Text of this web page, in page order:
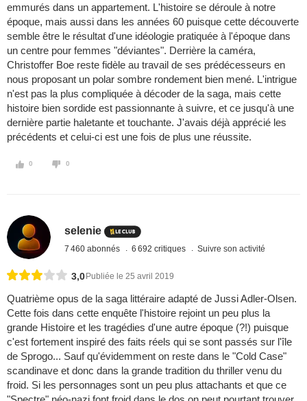
emmurés dans un appartement. L'histoire se déroule à notre
époque, mais aussi dans les années 60 puisque cette découverte
semble être le résultat d'une idéologie pratiquée à l'époque dans
un centre pour femmes "déviantes". Derrière la caméra,
Christoffer Boe reste fidèle au travail de ses prédécesseurs en
nous proposant un polar sombre rondement bien mené. L'intrigue
n'est pas la plus compliquée à décoder de la saga, mais cette
histoire bien sordide est passionnante à suivre, et ce jusqu'à une
dernière partie haletante et touchante. J'avais déjà apprécié les
précédents et celui-ci est une fois de plus une réussite.
0 0
selenie
7 460 abonnés 6 692 critiques Suivre son activité
3,0 Publiée le 25 avril 2019
Quatrième opus de la saga littéraire adapté de Jussi Adler-Olsen.
Cette fois dans cette enquête l'histoire rejoint un peu plus la
grande Histoire et les tragédies d'une autre époque (?!) puisque
c'est fortement inspiré des faits réels qui se sont passés sur l'île
de Sprogo... Sauf qu'évidemment on reste dans le "Cold Case"
scandinave et donc dans la grande tradition du thriller venu du
froid. Si les personnages sont un peu plus attachants et que ce